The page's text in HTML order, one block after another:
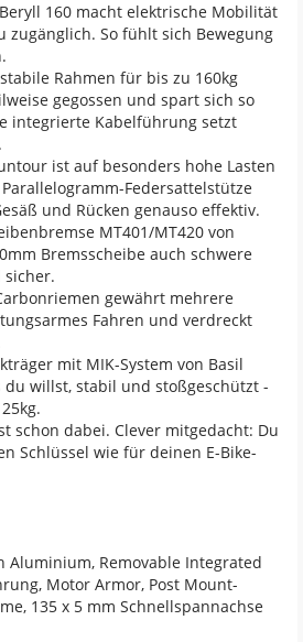
160 macht elektrische Mobilität
zugänglich. So fühlt sich Bewegung
Rahmen für bis zu 160kg
gegossen und spart sich so
integrierte Kabelführung setzt
ist auf besonders hohe Lasten
Federsattelstütze
und Rücken genauso effektiv.
MT401/MT420 von
Bremsscheibe auch schwere
sicher.
gewährt mehrere
Fahren und verdreckt
mit MIK-System von Basil
willst, stabil und stoßgeschützt -
schon dabei. Clever mitgedacht: Du
Schlüssel wie für deinen E-Bike-
Aluminium, Removable Integrated
Motor Armor, Post Mount-
135 x 5 mm Schnellspannachse